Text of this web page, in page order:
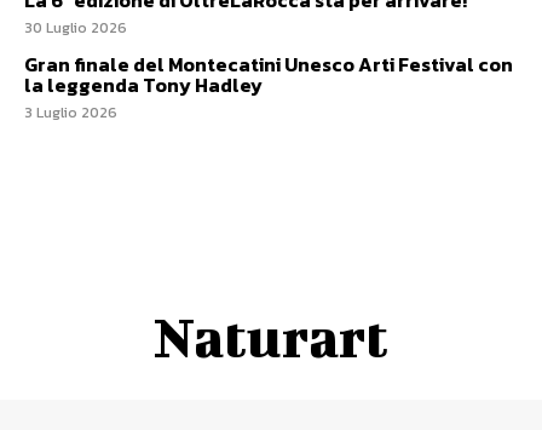
30 Luglio 2026
Gran finale del Montecatini Unesco Arti Festival con
la leggenda Tony Hadley
3 Luglio 2026
Naturart